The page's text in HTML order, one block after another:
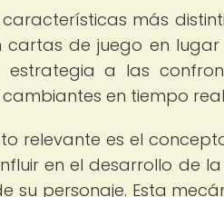
más
cartas de juego en
estrategia a las
en tiempo
relevante es el
en el desarrollo de
su personaje. Esta